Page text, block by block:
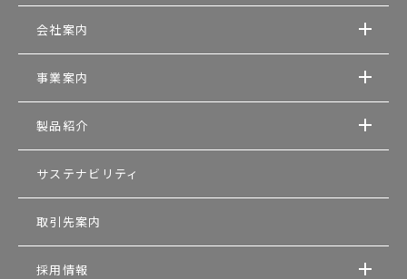
会社案内
事業案内
製品紹介
サステナビリティ
取引先案内
採用情報